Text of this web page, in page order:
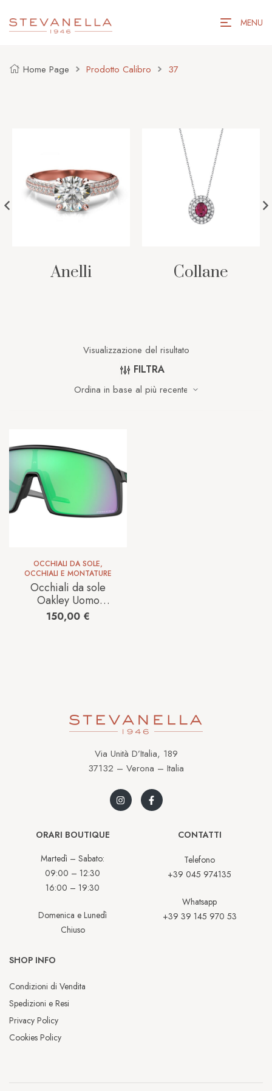
MENU
Home Page Prodotto Calibro 37
Anelli Collane
Visualizzazione del risultato
FILTRA
OCCHIALI DA SOLE,
OCCHIALI E MONTATURE
Occhiali da sole
Oakley Uomo
0OO9406 37
940652
150,00 €
Via Unità D’Italia, 189
37132 – Verona – Italia
ORARI BOUTIQUE
Martedì – Sabato:
09:00 – 12:30
16:00 – 19:30
Domenica e Lunedì
Chiuso
CONTATTI
Telefono
+39 045 974135
Whatsapp
+39 39 145 970 53
SHOP INFO
Condizioni di Vendita
Spedizioni e Resi
Privacy Policy
Cookies Policy